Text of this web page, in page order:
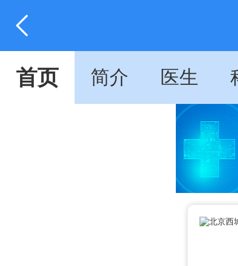
首页 简介 医生